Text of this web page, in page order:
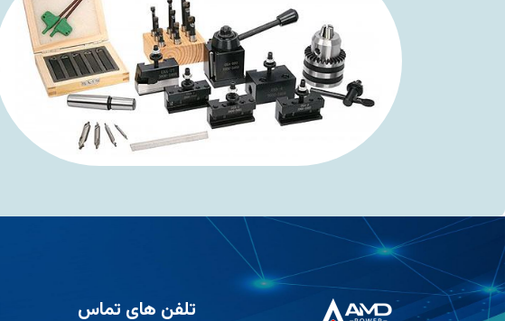
تلفن های تماس